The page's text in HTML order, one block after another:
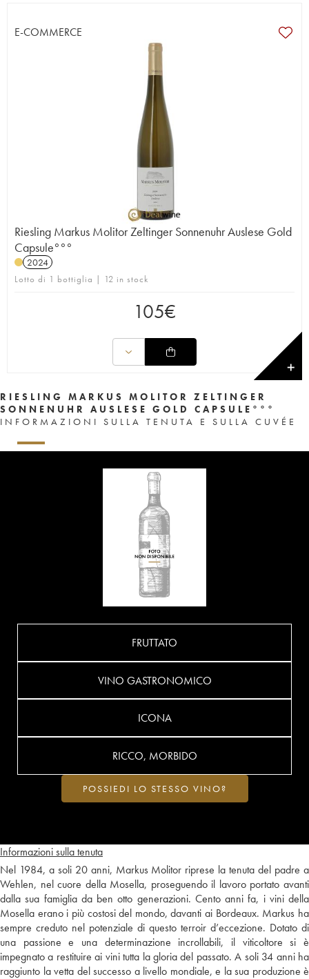
E-COMMERCE
Riesling Markus Molitor Zeltinger Sonnenuhr Auslese Gold
Capsule°°°
2024
Lotto di 1 bottiglia | 12 in stock
105€
✕
RIESLING MARKUS MOLITOR ZELTINGER
SONNENUHR AUSLESE GOLD CAPSULE°°°
INFORMAZIONI SULLA TENUTA E SULLA CUVÉE
Informazioni sulla tenuta
Nel 1984, a soli 20 anni, Markus Molitor riprese la tenuta del padre a
Wehlen, nel cuore della Mosella, proseguendo il lavoro portato avanti
dalla sua famiglia da ben otto generazioni. Cento anni fa, i vini della
Mosella erano i più costosi del mondo, davanti ai Bordeaux. Markus ha
sempre creduto nel potenziale di questo terroir d’eccezione. Dotato di
una passione e una determinazione incrollabili, il viticoltore si è
impegnato a restituire ai vini tutta la gloria del passato. A soli 34 anni ha
raggiunto la vetta del successo a livello mondiale, e la sua produzione è
FRUTTATO
VINO GASTRONOMICO
ICONA
RICCO, MORBIDO
POSSIEDI LO STESSO VINO?